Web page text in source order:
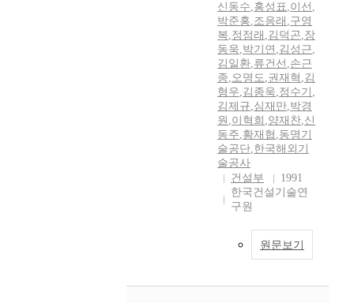
신동수,홍성표,이선 ,
박준홍,조응래 ,구영
복,정점래 ,김덕곤,장
동욱,박기연 ,김성근,
김일환,류건선 ,손근
종,오명도,권재혁 ,김
형우,김종욱,정수기 ,
김제규,심재만,박경
원 ,이혁희 ,양재찬,신
동주,황재협 ,동명기
술공단,한국해외기
술공사
건설부
1991
한국건설기술연
구원
원문보기